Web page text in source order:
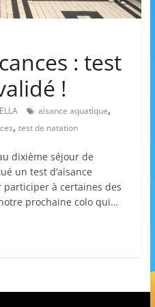
l'Animation
–
Stiring-
Wendel
L
: test
!
aisance aquatique,
, test de natation
dixième séjour de
un test d’aisance
à certaines des
prochaine colo qui…